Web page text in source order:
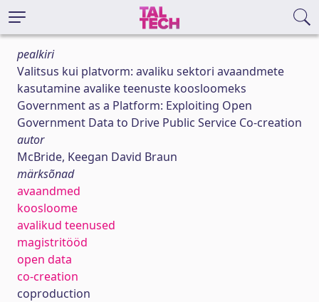
pealkiri
Valitsus kui platvorm: avaliku sektori avaandmete
kasutamine avalike teenuste koosloomeks
Government as a Platform: Exploiting Open
Government Data to Drive Public Service Co-creation
autor
McBride, Keegan David Braun
märksõnad
avaandmed
koosloome
avalikud teenused
magistritööd
open data
co-creation
coproduction